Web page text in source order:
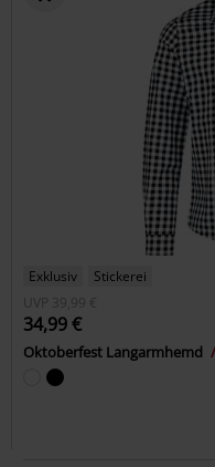
Exklusiv
Stickerei
UVP
39,99 €
34,99 €
Oktoberfest Langarmhemd